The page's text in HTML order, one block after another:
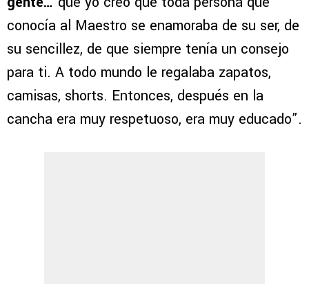
conocía al Maestro se enamoraba de su ser, de
su sencillez, de que siempre tenía un consejo
para ti. A todo mundo le regalaba zapatos,
camisas, shorts. Entonces, después en la
cancha era muy respetuoso, era muy educado”.